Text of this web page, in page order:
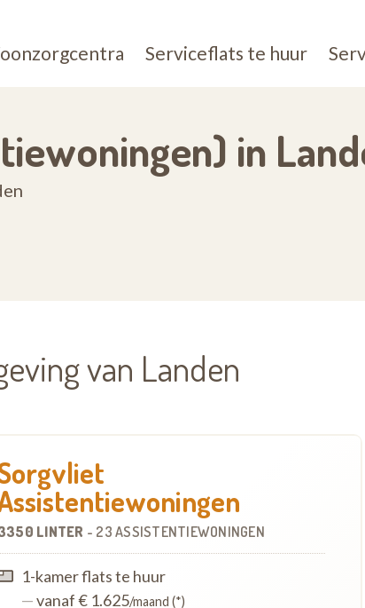
Serviceflats te huur
in
van Landen
LINTER - 23 ASSISTENTIEWONINGEN
1-kamer flats te huur
—vanaf € 1.625/maand (*)